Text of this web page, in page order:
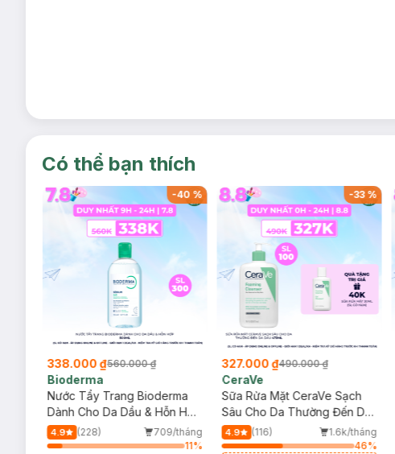
Có thể bạn thích
-40 %
338.000 ₫560.000 ₫
Bioderma
Nước Tẩy Trang Bioderma
Dành Cho Da Dầu & Hỗn Hợp
500ml
4.9 (228)
709/tháng
11%
-33%
327.000 ₫490.000 ₫
CeraVe
Sữa Rửa Mặt CeraVe Sạch
Sâu Cho Da Thường Đến Da
Dầu 473ml
4.9 (116)
1.6k/tháng
46%